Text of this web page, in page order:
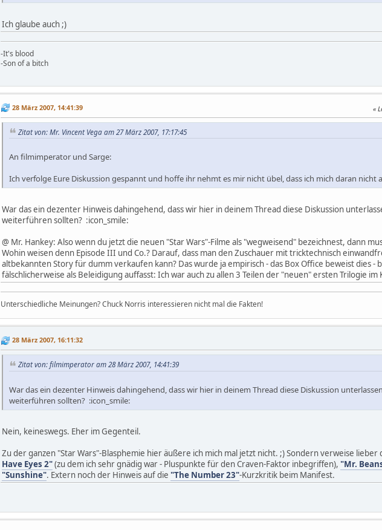
Ich glaube auch ;)
-It's blood
-Son of a bitch
28 März 2007, 14:41:39
Zitat von: Mr. Vincent Vega am 27 März 2007, 17:17:45
An filmimperator und Sarge:
Ich verfolge Eure Diskussion gespannt und hoffe ihr nehmt es mir nicht übel, dass ich mich daran nicht
War das ein dezenter Hinweis dahingehend, dass wir hier in deinem Thread diese Diskussion
weiterführen sollten? :icon_smile:
@ Mr. Hankey: Also wenn du jetzt die neuen "Star Wars"-Filme als "wegweisend" bezeichnest, dann
Wohin weisen denn Episode III und Co.? Darauf, dass man den Zuschauer mit tricktechnisch
altbekannten Story für dumm verkaufen kann? Das wurde ja empirisch - das Box Office beweist dies
fälschlicherweise als Beleidigung auffasst: Ich war auch zu allen 3 Teilen der "neuen" ersten Trilogie
Unterschiedliche Meinungen? Chuck Norris interessieren nicht mal die Fakten!
28 März 2007, 16:11:32
Zitat von: filmimperator am 28 März 2007, 14:41:39
War das ein dezenter Hinweis dahingehend, dass wir hier in deinem Thread diese Diskussion
weiterführen sollten? :icon_smile:
Nein, keineswegs. Eher im Gegenteil.
Zu der ganzen "Star Wars"-Blasphemie hier äußere ich mich mal jetzt nicht. ;) Sondern verweise
Have Eyes 2"(zu dem ich sehr gnädig war - Pluspunkte für den Craven-Faktor inbegriffen), "Mr.
"Sunshine". Extern noch der Hinweis auf die "The Number 23"-Kurzkritik beim Manifest.